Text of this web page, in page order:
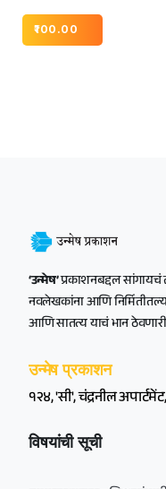
100.00
‘उन्मेष’प्रकाशनबद्दल सांगायचं
नवलेखकांना आणि
आणि सातत्य याचं भान
उन्मेष प्रकाशन
१२४, 'सी', चंद्रनील
विषयांची सूची